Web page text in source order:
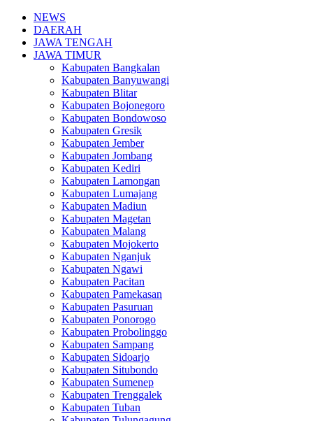
NEWS
DAERAH
JAWA TENGAH
JAWA TIMUR
Kabupaten Bangkalan
Kabupaten Banyuwangi
Kabupaten Blitar
Kabupaten Bojonegoro
Kabupaten Bondowoso
Kabupaten Gresik
Kabupaten Jember
Kabupaten Jombang
Kabupaten Kediri
Kabupaten Lamongan
Kabupaten Lumajang
Kabupaten Madiun
Kabupaten Magetan
Kabupaten Malang
Kabupaten Mojokerto
Kabupaten Nganjuk
Kabupaten Ngawi
Kabupaten Pacitan
Kabupaten Pamekasan
Kabupaten Pasuruan
Kabupaten Ponorogo
Kabupaten Probolinggo
Kabupaten Sampang
Kabupaten Sidoarjo
Kabupaten Situbondo
Kabupaten Sumenep
Kabupaten Trenggalek
Kabupaten Tuban